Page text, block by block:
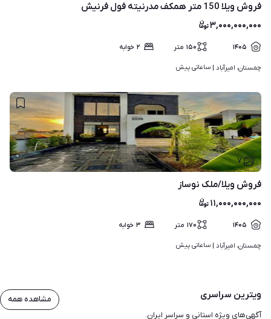
فروش ویلا 150 متر همکف مدرنیته فول فرنیش
۳,۰۰۰,۰۰۰,۰۰۰
۱۴۰۵ ۱۵۰ متر ۲ خوابه
چمستان، امیرآباد | ساعاتی پیش
۷
فروش ویلا/ملک نوساز
۱۱,۰۰۰,۰۰۰,۰۰۰
۱۴۰۵ ۱۷۰ متر ۳ خوابه
چمستان، امیرآباد | ساعاتی پیش
ویترین سراسری
آگهی‌های ویژه استانی و سراسر ایران.
مشاهده همه